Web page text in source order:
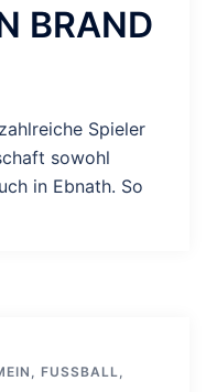
U
Spieler
sowohl
in Ebnath. So
FUSSBALL